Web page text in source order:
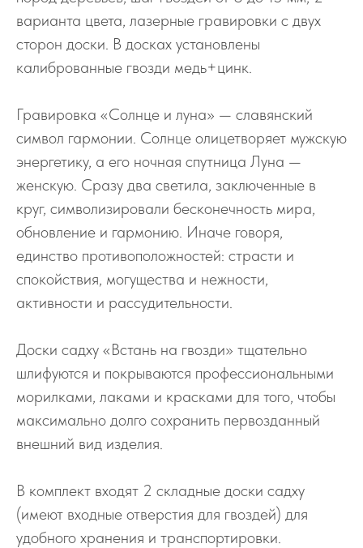
варианта цвета, лазерные гравировки с двух
сторон доски. В досках установлены
калиброванные гвозди медь+цинк.
Гравировка «Солнце и луна» — славянский
символ гармонии. Солнце олицетворяет мужскую
энергетику, а его ночная спутница Луна —
женскую. Сразу два светила, заключенные в
круг, символизировали бесконечность мира,
обновление и гармонию. Иначе говоря,
единство противоположностей: страсти и
спокойствия, могущества и нежности,
активности и рассудительности.
Доски садху «Встань на гвозди» тщательно
шлифуются и покрываются профессиональными
морилками, лаками и красками для того, чтобы
максимально долго сохранить первозданный
внешний вид изделия.
В комплект входят 2 складные доски садху
(имеют входные отверстия для гвоздей) для
удобного хранения и транспортировки.